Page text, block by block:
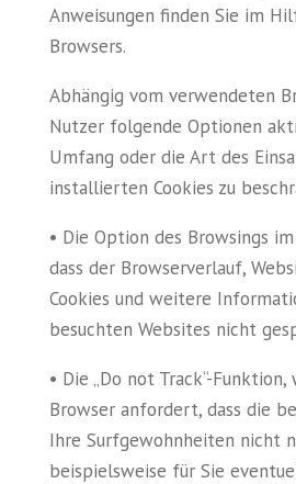
Anweisungen finden Sie im
Browsers.
Abhängig vom verwendeten
Nutzer folgende Optionen
Umfang oder die Art des
installierten Cookies zu
• Die Option des Browsings
dass der Browserverlauf,
Cookies und weitere
besuchten Websites nicht
• Die „Do not Track“-
Browser anfordert, dass die
Ihre Surfgewohnheiten nicht
beispielsweise für Sie